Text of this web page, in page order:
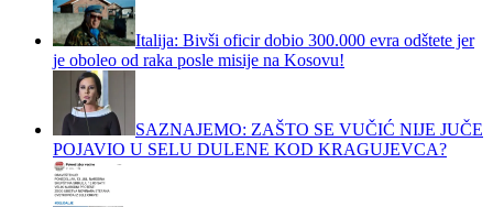
Italija: Bivši oficir dobio 300.000 evra odštete jer
je oboleo od raka posle misije na Kosovu!
SAZNAJEMO: ZAŠTO SE VUČIĆ NIJE JUČE
POJAVIO U SELU DULENE KOD KRAGUJEVCA?